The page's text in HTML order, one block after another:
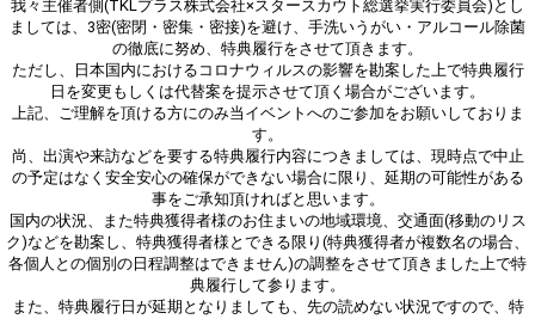
我々主催者側(TKLプラス株式会社×スタースカウト総選挙実行委員会)とし
ましては、3密(密閉・密集・密接)を避け、手洗いうがい・アルコール除菌
の徹底に努め、特典履行をさせて頂きます。
ただし、日本国内におけるコロナウィルスの影響を勘案した上で特典履行
日を変更もしくは代替案を提示させて頂く場合がございます。
上記、ご理解を頂ける方にのみ当イベントへのご参加をお願いしておりま
す。
尚、出演や来訪などを要する特典履行内容につきましては、現時点で中止
の予定はなく安全安心の確保ができない場合に限り、延期の可能性がある
事をご承知頂ければと思います。
国内の状況、また特典獲得者様のお住まいの地域環境、交通面(移動のリス
ク)などを勘案し、特典獲得者様とできる限り(特典獲得者が複数名の場合、
各個人との個別の日程調整はできません)の調整をさせて頂きました上で特
典履行して参ります。
また、特典履行日が延期となりましても、先の読めない状況ですので、特